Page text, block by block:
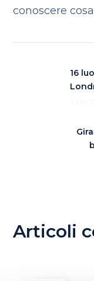
conoscere
16
Articoli